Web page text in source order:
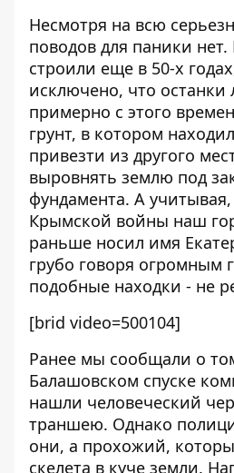
Несмотря на всю
поводов для паники
строили еще в 50-х
исключено, что останки
примерно с этого
грунт, в котором
привезти из другого
выровнять землю под
фундамента. А
Крымской войны наш
раньше носил имя
грубо говоря огромным
подобные находки - не
[brid video=500104]
Ранее мы сообщали о
Балашовском спуске
нашли человеческий
траншею. Однако
они, а прохожий,
скелета в куче земли.